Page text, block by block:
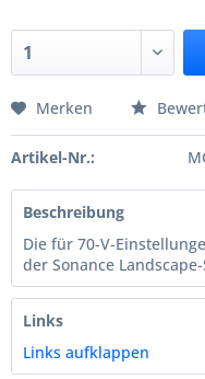
Merken
Artikel-Nr.:
Beschreibung
Die für 70-V-
der Sonance
Links
Links aufklappen